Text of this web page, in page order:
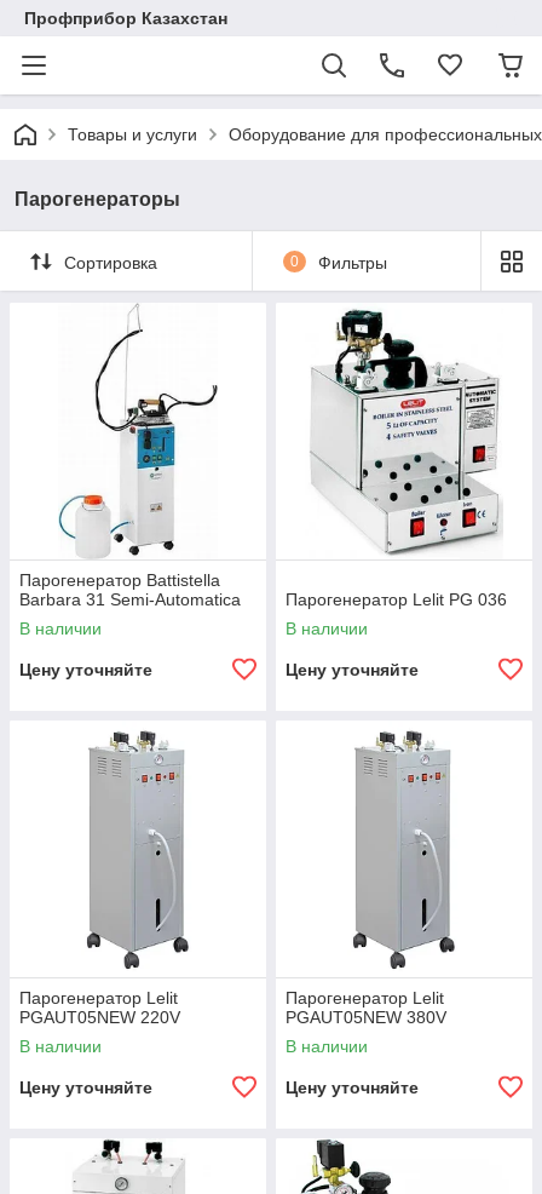
Профприбор Казахстан
Товары и услуги Оборудование для
Парогенераторы
Сортировка 0 Фильтры
Парогенератор Battistella
Barbara 31 Semi-Automatica
В наличии
Цену уточняйте
Парогенератор Lelit PG 036
В наличии
Цену уточняйте
Парогенератор Lelit
PGAUT05NEW 220V
В наличии
Цену уточняйте
Парогенератор Lelit
PGAUT05NEW 380V
В наличии
Цену уточняйте